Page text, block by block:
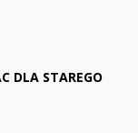
DLA STAREGO